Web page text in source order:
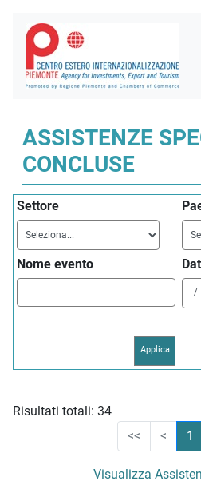
ASSISTENZE
CONCLUSE
Settore
Nome evento
Risultati totali: 34
<<
< 1
Visualizza